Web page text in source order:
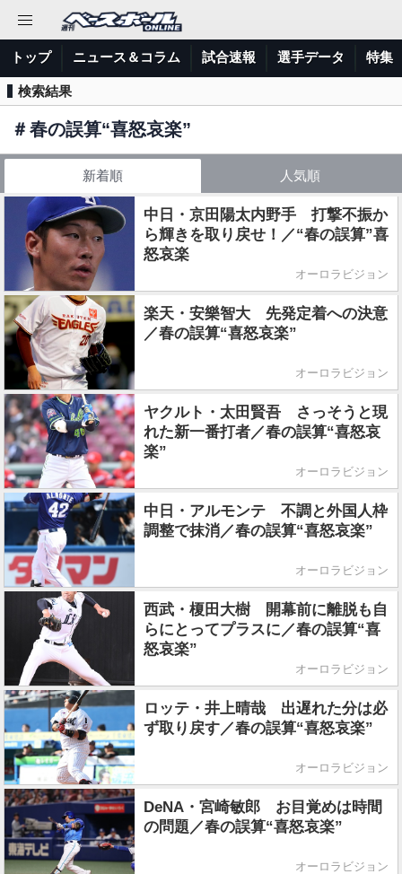
トップ ニュース＆コラム 試合速報 選手データ 特集
検索結果
＃春の誤算“喜怒哀楽”
新着順 人気順
中日・京田陽太内野手 打撃不振か
ら輝きを取り戻せ！／“春の誤算”喜
怒哀楽
オーロラビジョン
楽天・安樂智大 先発定着への決意
／春の誤算“喜怒哀楽”
オーロラビジョン
ヤクルト・太田賢吾 さっそうと現
れた新一番打者／春の誤算“喜怒哀
楽”
オーロラビジョン
中日・アルモンテ 不調と外国人枠
調整で抹消／春の誤算“喜怒哀楽”
オーロラビジョン
西武・榎田大樹 開幕前に離脱も自
らにとってプラスに／春の誤算“喜
怒哀楽”
オーロラビジョン
ロッテ・井上晴哉 出遅れた分は必
ず取り戻す／春の誤算“喜怒哀楽”
オーロラビジョン
DeNA・宮崎敏郎 お目覚めは時間
の問題／春の誤算“喜怒哀楽”
オーロラビジョン